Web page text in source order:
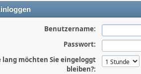
Benutzername:
Passwort:
lang möchten Sie eingeloggt
bleiben?: